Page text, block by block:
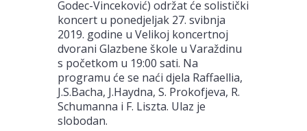
Godec-Vinceković) održat će solistički
koncert u ponedjeljak 27. svibnja
2019. godine u Velikoj koncertnoj
dvorani Glazbene škole u Varaždinu
s početkom u 19:00 sati. Na
programu će se naći djela Raffaellia,
J.S.Bacha, J.Haydna, S. Prokofjeva, R.
Schumanna i F. Liszta. Ulaz je
slobodan.